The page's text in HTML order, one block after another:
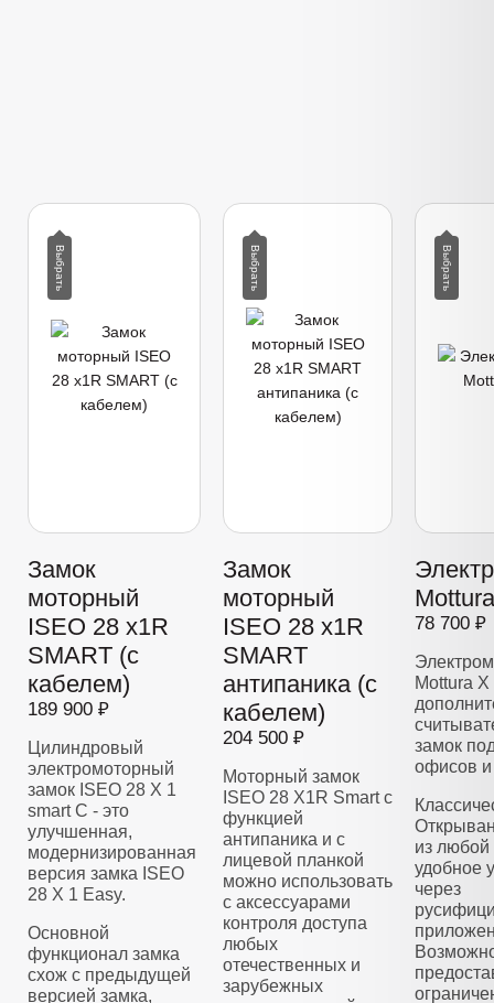
Замок
моторный
ISEO 28 x1R
SMART (с
кабелем)
189 900 ₽
Цилиндровый
электромоторный
замок ISEO 28 Х 1
smart C - это
улучшенная,
модернизированная
версия замка ISEO
28 X 1 Easy.
Основной
функционал замка
схож с предыдущей
версией замка,
Замок
моторный
ISEO 28 x1R
SMART
антипаника (с
кабелем)
204 500 ₽
Моторный замок
ISEO 28 X1R Smart с
функцией
антипаника и с
лицевой планкой
можно использовать
с аксессуарами
контроля доступа
любых
отечественных и
зарубежных
78 700 ₽
Mottura
замок
офисов и
из любой
удобное
через